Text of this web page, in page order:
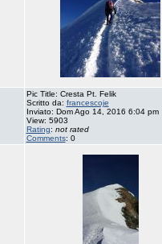
Pic Title: Cresta Pt. Felik
Scritto da: francescoje
Inviato: Dom Ago 14, 2016 6:04 pm
View: 5903
Rating: not rated
Comments: 0